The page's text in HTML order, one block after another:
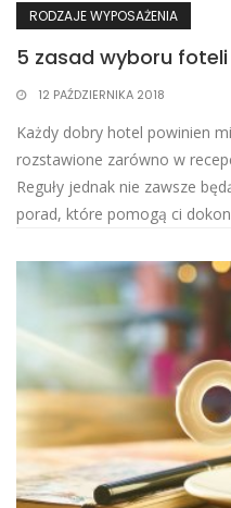
RODZAJE WYPOSAŻENIA
5 zasad wyboru
12 PAŹDZIERNIKA 2018
Każdy dobry hotel powinien
rozstawione zarówno w
Reguły jednak nie zawsze
porad, które pomogą ci